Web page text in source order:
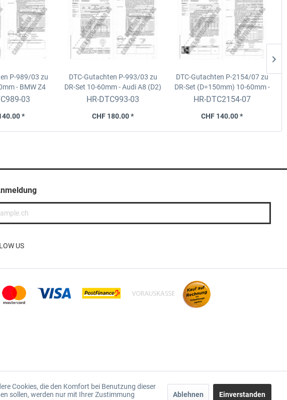
P-989/03 zu
- BMW Z4
Coupe
03
*
DTC-Gutachten P-993/03 zu
DR-Set 10-60mm - Audi A8 (D2)
2-/4WD
HR-DTC993-03
CHF 180.00 *
DTC-Gutachten P-2154/07 zu
DR-Set (D=150mm) 10-60mm -
Quattro/Audi A4 (QB6) 4WD
HR-DTC2154-07
CHF 140.00 *
US
Cookies, die den Komfort bei Benutzung dieser
sollen, werden nur mit Ihrer Zustimmung
Ablehnen Einverstanden